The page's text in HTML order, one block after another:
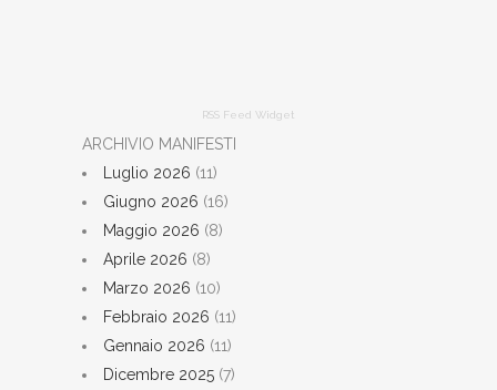
RSS Feed Widget
ARCHIVIO MANIFESTI
Luglio 2026 (11)
Giugno 2026 (16)
Maggio 2026 (8)
Aprile 2026 (8)
Marzo 2026 (10)
Febbraio 2026 (11)
Gennaio 2026 (11)
Dicembre 2025 (7)